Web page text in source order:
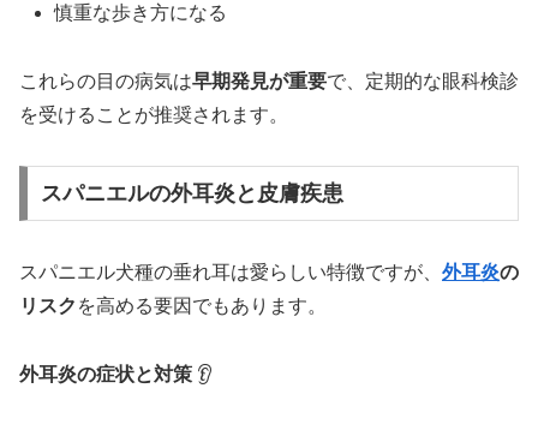
慎重な歩き方になる
これらの目の病気は早期発見が重要で、定期的な眼科検診
を受けることが推奨されます。
スパニエルの外耳炎と皮膚疾患
スパニエル犬種の垂れ耳は愛らしい特徴ですが、 外耳炎の
リスク を高める要因でもあります。
外耳炎の症状と対策 👂